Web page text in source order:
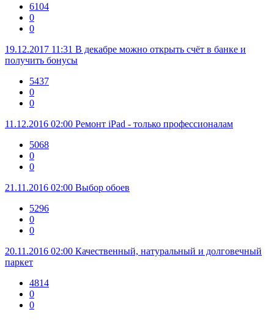
6104
0
0
19.12.2017 11:31 В декабре можно открыть счёт в банке и
получить бонусы
5437
0
0
11.12.2016 02:00 Ремонт iPad - только профессионалам
5068
0
0
21.11.2016 02:00 Выбор обоев
5296
0
0
20.11.2016 02:00 Качественный, натуральный и долговечный
паркет
4814
0
0